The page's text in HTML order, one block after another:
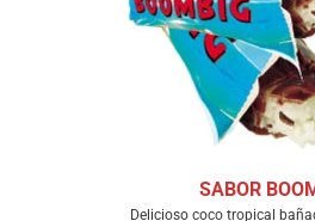
SABOR
Delicioso coco tropical